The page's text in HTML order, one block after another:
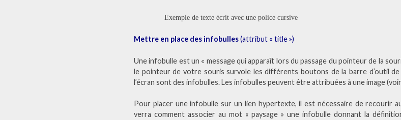
Exemple de texte écrit avec une police cursive
Mettre en place des infobulles(attribut « title »)
Une infobulle est un « message qui apparaît lors du passage du pointeur de la
le pointeur de votre souris survole les différents boutons de la barre d’outil de
l’écran sont des infobulles. Les infobulles peuvent être attribuées à une image
Pour placer une infobulle sur un lien hypertexte, il est nécessaire de recourir
verra comment associer au mot « paysage » une infobulle donnant la